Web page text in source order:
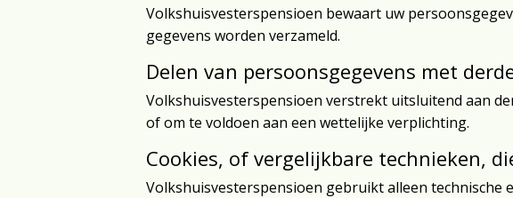
Volkshuisvesterspensioen bewaart uw
gegevens worden verzameld.
Delen van persoonsgegevens met
Volkshuisvesterspensioen verstrekt uitsluitend aan
of om te voldoen aan een wettelijke verplichting.
Cookies, of vergelijkbare technieken,
Volkshuisvesterspensioen gebruikt alleen technische